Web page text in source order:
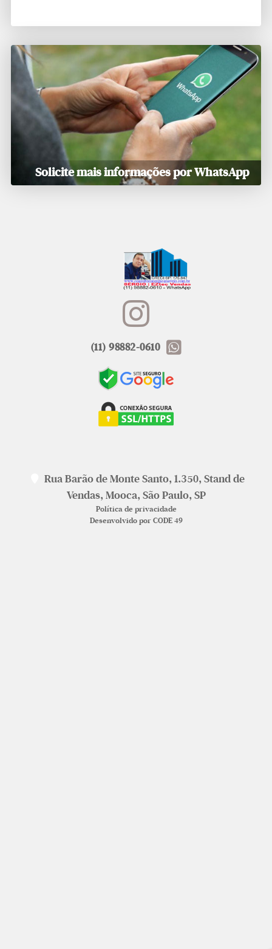
Solicite mais informações por WhatsApp
(11) 98882-0610
Rua Barão de Monte Santo, 1.350, Stand de
Vendas, Mooca, São Paulo, SP
Política de privacidade
Desenvolvido por CODE 49